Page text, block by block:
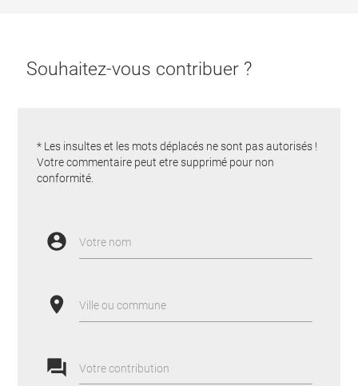
Souhaitez-vous contribuer ?
* Les insultes et les mots déplacés ne sont pas autorisés !
Votre commentaire peut etre supprimé pour non
conformité.
account_circle Votre nom
place Ville ou commune
forum Votre contribution